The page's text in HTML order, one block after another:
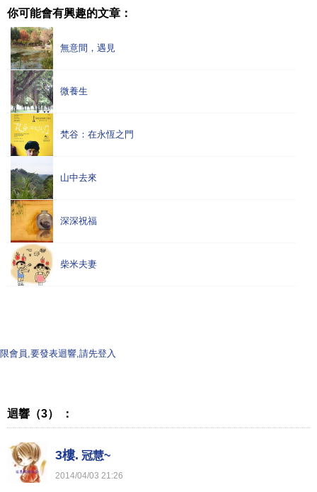
你可能會有興趣的文章：
無意間，遇見
微養生
梵谷：在永恆之門
山中去來
深深祝福
柴米夫妻
限會員,要發表迴響,請先登入
迴響（3） ：
3樓. 冠慧~
2014/04/03 21 :26